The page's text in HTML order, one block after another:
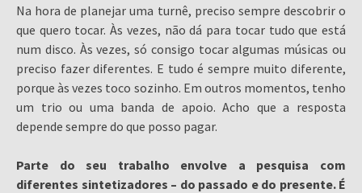
Na hora de planejar uma turnê, preciso sempre descobrir o
que quero tocar. Às vezes, não dá para tocar tudo que está
num disco. Às vezes, só consigo tocar algumas músicas ou
preciso fazer diferentes. E tudo é sempre muito diferente,
porque às vezes toco sozinho. Em outros momentos, tenho
um trio ou uma banda de apoio. Acho que a resposta
depende sempre do que posso pagar.
Parte do seu trabalho envolve a pesquisa com
diferentes sintetizadores – do passado e do presente. É